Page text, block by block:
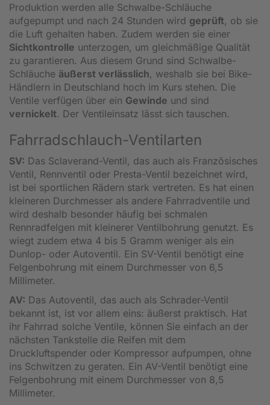
Produktion werden alle Schwalbe-Schläuche
aufgepumpt und nach 24 Stunden wird geprüft, ob sie
die Luft gehalten haben. Zudem werden sie einer
Sichtkontrolle unterzogen, um gleichmäßige Qualität
zu garantieren. Aus diesem Grund sind Schwalbe-
Schläuche äußerst verlässlich, weshalb sie bei Bike-
Händlern in Deutschland hoch im Kurs stehen. Die
Ventile verfügen über ein Gewinde und sind
vernickelt. Der Ventileinsatz lässt sich tauschen.
Fahrradschlauch-Ventilarten
SV: Das Sclaverand-Ventil, das auch als Französisches
Ventil, Rennventil oder Presta-Ventil bezeichnet wird,
ist bei sportlichen Rädern stark vertreten. Es hat einen
kleineren Durchmesser als andere Fahrradventile und
wird deshalb besonder häufig bei schmalen
Rennradfelgen mit kleinerer Ventilbohrung genutzt. Es
wiegt zudem etwa 4 bis 5 Gramm weniger als ein
Dunlop- oder Autoventil. Ein SV-Ventil benötigt eine
Felgenbohrung mit einem Durchmesser von 6,5
Millimeter.
AV: Das Autoventil, das auch als Schrader-Ventil
bekannt ist, ist vor allem eins: äußerst praktisch. Hat
ihr Fahrrad solche Ventile, können Sie einfach an der
nächsten Tankstelle die Reifen mit dem
Druckluftspender oder Kompressor aufpumpen, ohne
ins Schwitzen zu geraten. Ein AV-Ventil benötigt eine
Felgenbohrung mit einem Durchmesser von 8,5
Millimeter.